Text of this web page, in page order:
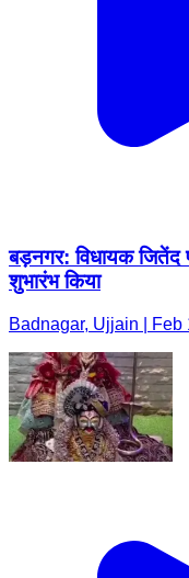
बड़नगर: विधायक जितेंद
शुभारंभ किया
Badnagar, Ujjain | Feb